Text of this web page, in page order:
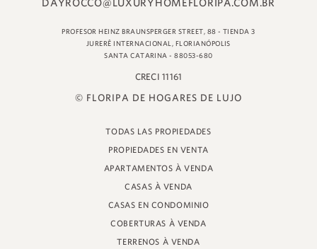
PROFESOR HEINZ BRAUNSPERGER STREET, 88 - TIENDA 3
JURERÊ INTERNACIONAL, FLORIANÓPOLIS
SANTA CATARINA - 88053-680
CRECI 11161
© FLORIPA DE HOGARES DE LUJO
TODAS LAS PROPIEDADES
PROPIEDADES EN VENTA
APARTAMENTOS À VENDA
CASAS À VENDA
CASAS EN CONDOMINIO
COBERTURAS À VENDA
TERRENOS À VENDA